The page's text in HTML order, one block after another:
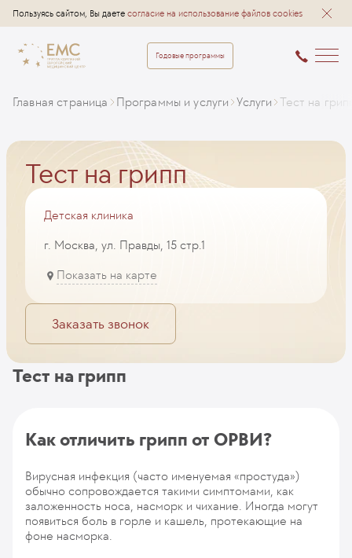
Пользуясь сайтом, Вы даете согласие на использование файлов cookies
Годовые программы
Главная страница Программы и услуги Услуги Тест на
Тест на грипп
Детская клиника
г. Москва, ул. Правды, 15 стр.1
Показать на карте
Заказать звонок
Тест на грипп
Как отличить грипп от ОРВИ?
Вирусная инфекция (часто именуемая «простуда»)
обычно сопровождается такими симптомами, как
заложенность носа, насморк и чихание. Иногда могут
появиться боль в горле и кашель, протекающие на
фоне насморка.